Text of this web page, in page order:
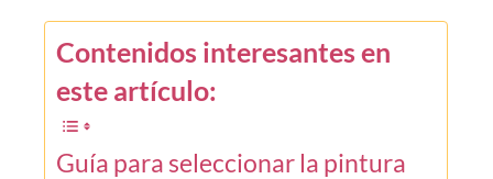
Contenidos interesantes en
este artículo:
Guía para seleccionar la pintura